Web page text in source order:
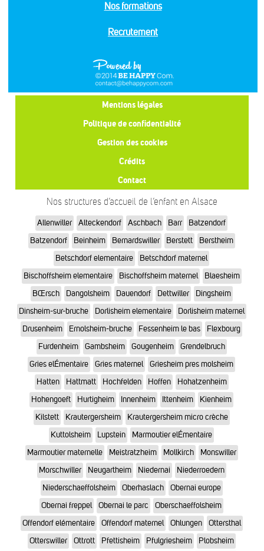
Nos formations
Recrutement
Mentions légales
Politique de confidentialité
Gestion des cookies
Crédits
Contact
Nos structures d’accueil de l’enfant en Alsace
Allenwiller Alteckendorf Aschbach Barr
Batzendorf
Batzendorf
Beinheim Bernardswiller Berstett
Berstheim
Betschdorf elementaire
Betschdorf maternel
Bischoffsheim elementaire
Bischoffsheim maternel
Blaesheim
BŒrsch
Dangolsheim Dauendorf Dettwiller
Dingsheim
Dinsheim-sur-bruche
Dorlisheim elementaire
Dorlisheim maternel
Drusenheim
Ernolsheim-bruche Fessenheim le bas
Flexbourg
Furdenheim
Gambsheim Gougenheim
Grendelbruch
Gries elÉmentaire
Gries maternel
Griesheim pres molsheim
Hatten
Hattmatt Hochfelden Hoffen
Hohatzenheim
Hohengoeft
Hurtigheim Innenheim Ittenheim
Kienheim
Kilstett
Krautergersheim
Krautergersheim micro crèche
Kuttolsheim
Lupstein
Marmoutier elÉmentaire
Marmoutier maternelle
Meistratzheim Mollkirch
Monswiller
Morschwiller
Neugartheim Niedernai
Niederroedern
Niederschaeffolsheim
Oberhaslach
Obernai europe
Obernai freppel
Obernai le parc
Oberschaeffolsheim
Offendorf elémentaire
Offendorf maternel Ohlungen
Ottersthal
Otterswiller
Ottrott Pfettisheim Pfulgriesheim
Plobsheim